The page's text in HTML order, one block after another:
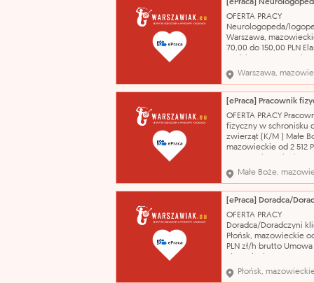
świadczenie usług
Stylizacja paznokci,
regulacja brwi,
OFERTA PRACY
Neurologopeda/
Warszawa,
70,00 do 150,00 PLN
zł/h brutto Umowa
Umowa o świadczenie
05.08.2026 Praca w
Terapeutycznym
Połączeni.
wyższe (w tym
kierunek: Logo
Warszawa,
OFERTA PRACY
fizyczny w schronisku
zwierząt (K/M ) Małe
mazowieckie od 2 512
świadczenie usług
Praca w schronisku -
boksu, opieka nad
prace gospodarcze
wykształcenie - brak
niepełne podstawowe
Robo
Małe Boże,
OFERTA PRACY
Doradca/Doradczyni
Płońsk, mazowieckie
PLN zł/h brutto Umowa
świadczenie usług
Sprzedaż ubezpieczeń,
Płońsk,